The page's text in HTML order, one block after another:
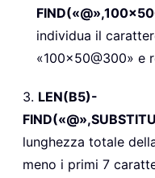
individua il
«100x50@300» e
3. LEN(B5)-
lunghezza totale
meno i primi 7